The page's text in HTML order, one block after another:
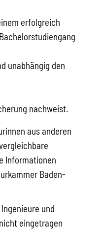
erfolgreich
unabhängig den
nachweist.
aus anderen
Informationen
Baden-
und
eingetragen